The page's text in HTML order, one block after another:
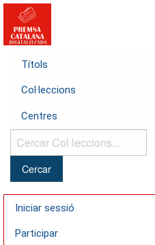
Títols
Col·leccions
Centres
Cercar
Col·leccions...
Iniciar sessió
Participar